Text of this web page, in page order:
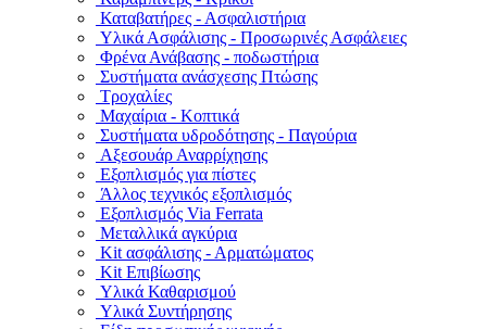
Καταβατήρες - Ασφαλιστήρια
Υλικά Ασφάλισης - Προσωρινές Ασφάλειες
Φρένα Ανάβασης - ποδωστήρια
Συστήματα ανάσχεσης Πτώσης
Τροχαλίες
Μαχαίρια - Κοπτικά
Συστήματα υδροδότησης - Παγούρια
Αξεσουάρ Αναρρίχησης
Εξοπλισμός για πίστες
Άλλος τεχνικός εξοπλισμός
Εξοπλισμός Via Ferrata
Μεταλλικά αγκύρια
Kit ασφάλισης - Αρματώματος
Kit Επιβίωσης
Υλικά Καθαρισμού
Υλικά Συντήρησης